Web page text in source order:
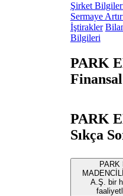
Şirket
Sermaye
İştirakler
Bilgileri
PARK
PARK
Sıkça
PARK
A.Ş. bir